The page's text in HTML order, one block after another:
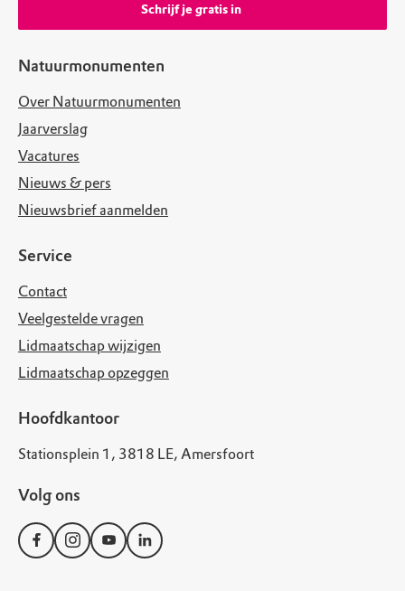
Natuurmonumenten
Over Natuurmonumenten
Jaarverslag
Vacatures
Nieuws & pers
Nieuwsbrief aanmelden
Service
Contact
Veelgestelde vragen
Lidmaatschap wijzigen
Lidmaatschap opzeggen
Hoofdkantoor
Stationsplein 1, 3818 LE, Amersfoort
Volg ons
Schrijf je gratis in